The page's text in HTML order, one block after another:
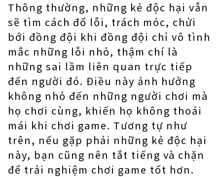
Thông thường, những kẻ độc hại vẫn
sẽ tìm cách đổ lỗi, trách móc, chửi
bới đồng đội khi đồng đội chỉ vô tình
mắc những lỗi nhỏ, thậm chí là
những sai lầm liên quan trực tiếp
đến người đó. Điều này ảnh hưởng
không nhỏ đến những người chơi mà
họ chơi cùng, khiến họ không thoải
mái khi chơi game. Tương tự như
trên, nếu gặp phải những kẻ độc hại
này, bạn cũng nên tắt tiếng và chặn
để trải nghiệm chơi game tốt hơn.